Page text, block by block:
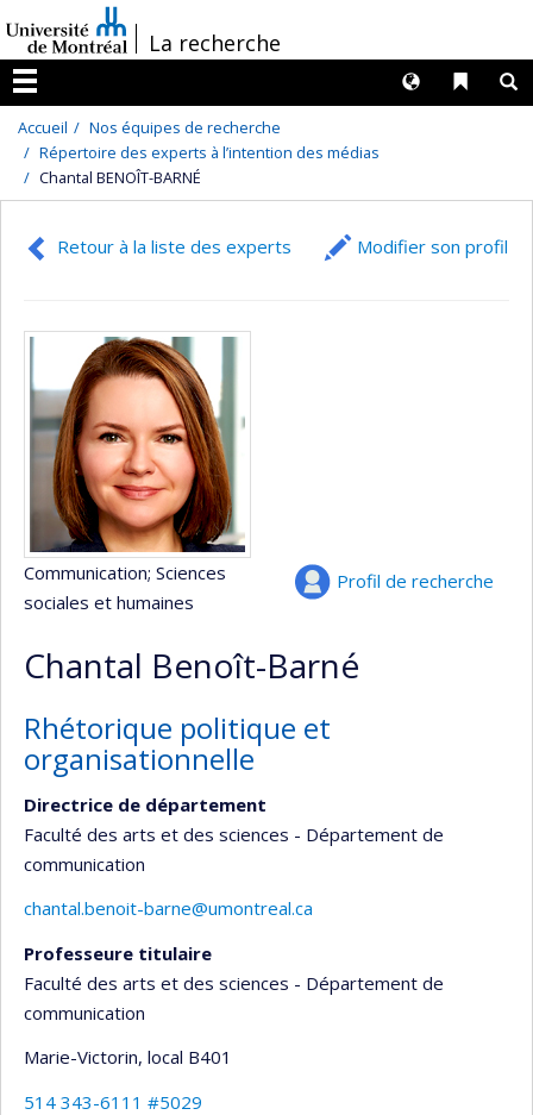
au
contenu
/La recherche
Menu
Liens
Langues
Accueil
Nos équipes de recherche
Répertoire des experts à l’intention des médias
Chantal BENOÎT-BARNÉ
Retour à la liste des experts Modifier son profil
Profil de recherche
Communication; Sciences
sociales et humaines
Chantal Benoît-Barné
Rhétorique politique et
organisationnelle
Directrice de département
Faculté des arts et des sciences - Département de
communication
chantal.benoit-barne@umontreal.ca
Professeure titulaire
Faculté des arts et des sciences - Département de
communication
Marie-Victorin, local B401
514 343-6111 #5029